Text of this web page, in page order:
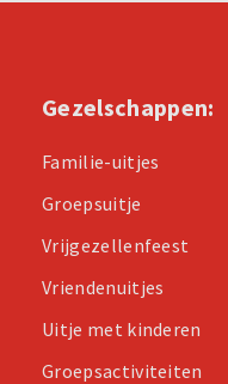
Gezelschappen:
Familie-uitjes
Groepsuitje
Vrijgezellenfeest
Vriendenuitjes
Uitje met kinderen
Groepsactiviteiten